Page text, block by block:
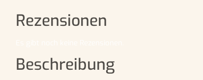
Rezensionen
Beschreibung